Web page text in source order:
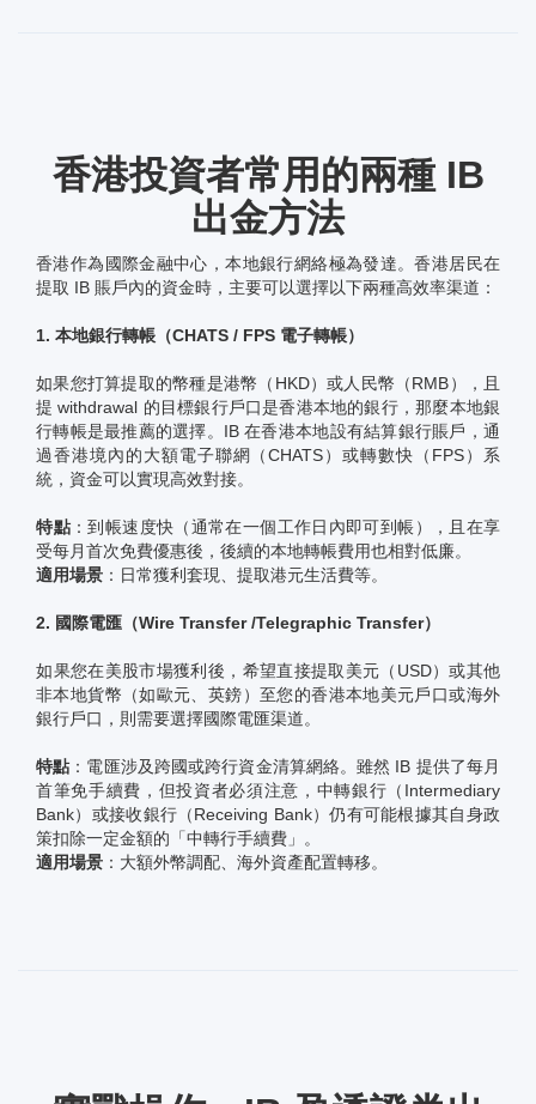
香港投資者常用的兩種 IB
出金方法
香港作為國際金融中心，本地銀行網絡極為發達。香港居民在
提取 IB 賬戶內的資金時，主要可以選擇以下兩種高效率渠道：
1. 本地銀行轉帳（CHATS / FPS 電子轉帳）
如果您打算提取的幣種是港幣（HKD）或人民幣（RMB），且
提 withdrawal 的目標銀行戶口是香港本地的銀行，那麼本地銀
行轉帳是最推薦的選擇。IB 在香港本地設有結算銀行賬戶，通
過香港境內的大額電子聯網（CHATS）或轉數快（FPS）系
統，資金可以實現高效對接。
特點 ：到帳速度快（通常在一個工作日內即可到帳），且在享
受每月首次免費優惠後，後續的本地轉帳費用也相對低廉。
適用場景 ：日常獲利套現、提取港元生活費等。
2. 國際電匯（Wire Transfer /Telegraphic Transfer）
如果您在美股市場獲利後，希望直接提取美元（USD）或其他
非本地貨幣（如歐元、英鎊）至您的香港本地美元戶口或海外
銀行戶口，則需要選擇國際電匯渠道。
特點 ：電匯涉及跨國或跨行資金清算網絡。雖然 IB 提供了每月
首筆免手續費，但投資者必須注意，中轉銀行（Intermediary
Bank）或接收銀行（Receiving Bank）仍有可能根據其自身政
策扣除一定金額的「中轉行手續費」。
適用場景 ：大額外幣調配、海外資產配置轉移。